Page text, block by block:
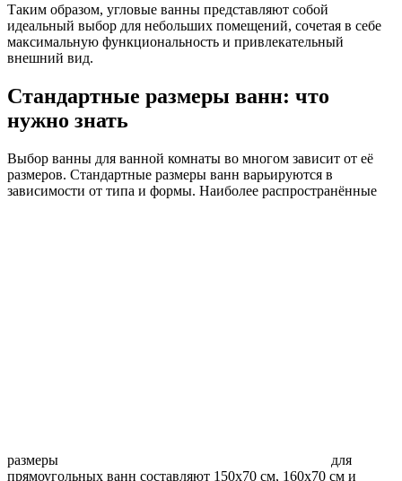
Таким образом, угловые ванны представляют собой
идеальный выбор для небольших помещений, сочетая в себе
максимальную функциональность и привлекательный
внешний вид.
Стандартные размеры ванн: что
нужно знать
Выбор ванны для ванной комнаты во многом зависит от её
размеров. Стандартные размеры ванн варьируются в
зависимости от типа и формы. Наиболее распространённые
размеры
для
прямоугольных ванн составляют 150х70 см, 160х70 см и